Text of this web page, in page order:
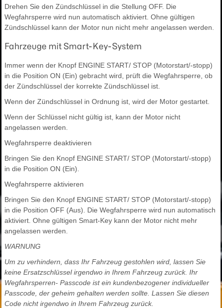
Drehen Sie den Zündschlüssel in die Stellung OFF. Die
Wegfahrsperre wird nun automatisch aktiviert. Ohne gültigen
Zündschlüssel kann der Motor nun nicht mehr angelassen werden.
Fahrzeuge mit Smart-Key-System
Immer wenn der Knopf ENGINE START/ STOP (Motorstart/-stopp)
in die Position ON (Ein) gebracht wird, prüft die Wegfahrsperre, ob
der Zündschlüssel der korrekte Zündschlüssel ist.
Wenn der Zündschlüssel in Ordnung ist, wird der Motor gestartet.
Wenn der Schlüssel nicht gültig ist, kann der Motor nicht
angelassen werden.
Wegfahrsperre deaktivieren
Bringen Sie den Knopf ENGINE START/ STOP (Motorstart/-stopp)
in die Position ON (Ein).
Wegfahrsperre aktivieren
Bringen Sie den Knopf ENGINE START/ STOP (Motorstart/-stopp)
in die Position OFF (Aus). Die Wegfahrsperre wird nun automatisch
aktiviert. Ohne gültigen Smart-Key kann der Motor nicht mehr
angelassen werden.
WARNUNG
Um zu verhindern, dass Ihr Fahrzeug gestohlen wird, lassen Sie
keine Ersatzschlüssel irgendwo in Ihrem Fahrzeug zurück. Ihr
Wegfahrsperren- Passcode ist ein kundenbezogener individueller
Passcode, der geheim gehalten werden sollte. Lassen Sie diesen
Code nicht irgendwo in Ihrem Fahrzeug zurück.